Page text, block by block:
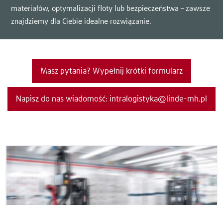
materiałów, optymalizacji floty lub bezpieczeństwa – zawsze
znajdziemy dla Ciebie idealne rozwiązanie.
Masz pytania? Wypełnij krótki formularz
Napisz do nas wiadomość: intralogistyka@linde-mh.pl